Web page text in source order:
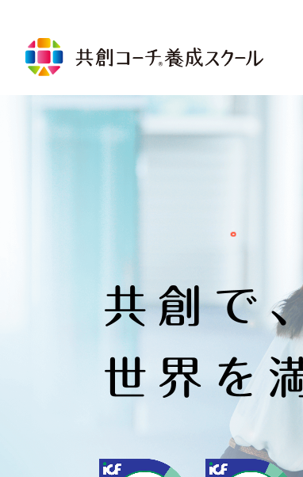
講座について
共創コーチ®基礎コース
コミュニケーションコース
リレーションシップコース
パーソナルベースコース